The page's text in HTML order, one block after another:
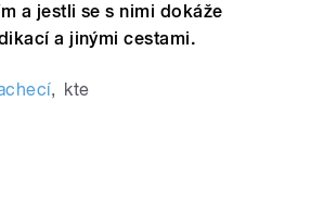
a jestli se s nimi dokáže
a jinými cestami.
, kte